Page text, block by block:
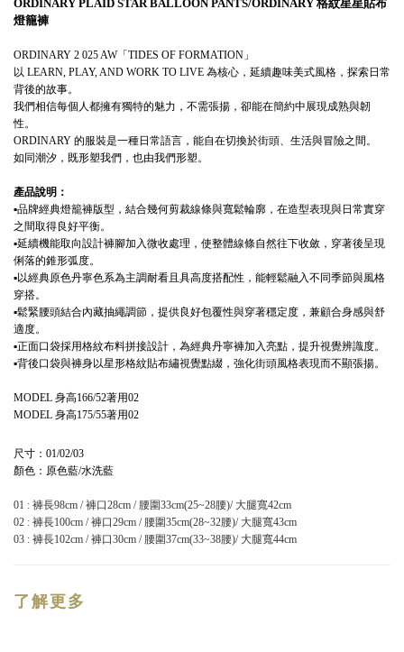
ORDINARY PLAID STAR BALLOON PANTS/ORDINARY 格紋星星貼布
燈籠褲
ORDINARY 2 025 AW「TIDES OF FORMATION」
以 LEARN, PLAY, AND WORK TO LIVE 為核心，延續趣味美式風格，探索日常
背後的故事。
我們相信每個人都擁有獨特的魅力，不需張揚，卻能在簡約中展現成熟與韌
性。
ORDINARY 的服裝是一種日常語言，能自在切換於街頭、生活與冒險之間。
如同潮汐，既形塑我們，也由我們形塑。
產品說明：
▪品牌經典燈籠褲版型，結合幾何剪裁線條與寬鬆輪廓，在造型表現與日常實穿
之間取得良好平衡。
▪延續機能取向設計褲腳加入微收處理，使整體線條自然往下收斂，穿著後呈現
俐落的錐形弧度。
▪以經典原色丹寧色系為主調耐看且具高度搭配性，能輕鬆融入不同季節與風格
穿搭。
▪鬆緊腰頭結合內藏抽繩調節，提供良好包覆性與穿著穩定度，兼顧合身感與舒
適度。
▪正面口袋採用格紋布料拼接設計，為經典丹寧褲加入亮點，提升視覺辨識度。
▪背後口袋與褲身以星形格紋貼布繡視覺點綴，強化街頭風格表現而不顯張揚。
MODEL 身高166/52著用02
MODEL 身高175/55著用02
尺寸：01/02/03
顏色：原色藍/水洗藍
01 : 褲長98cm / 褲口28cm / 腰圍33cm(25~28腰)/ 大腿寬42cm
02 : 褲長100cm / 褲口29cm / 腰圍35cm(28~32腰)/ 大腿寬43cm
03 : 褲長102cm / 褲口30cm / 腰圍37cm(33~38腰)/ 大腿寬44cm
了解更多